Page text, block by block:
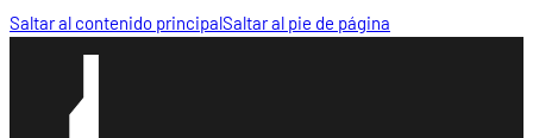
Saltar al contenido principalSaltar al pie de página